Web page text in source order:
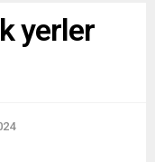
yerler